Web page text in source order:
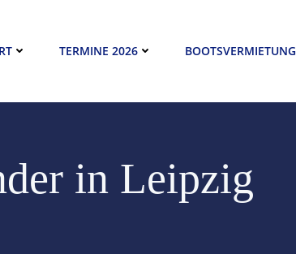
TERMINE 2026 BOOTSVERMIETUNG
in Leipzig